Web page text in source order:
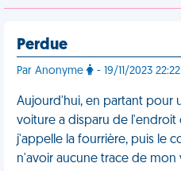
Perdue
Par Anonyme - 19/11/2023
Aujourd'hui, en partant pour
voiture a disparu de l'endroit
j'appelle la fourrière, puis le
n'avoir aucune trace de mon